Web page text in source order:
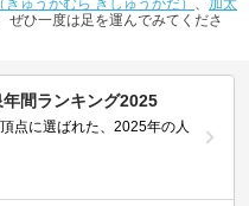
ゅうかむら きしゅうかだ） 、 加太
ぜひ一度は足を運んでみてくださ
間ランキング2025
点に選ばれた、2025年の人